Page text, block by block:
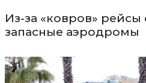
Из-за «ковров» рейсы
запасные аэродромы